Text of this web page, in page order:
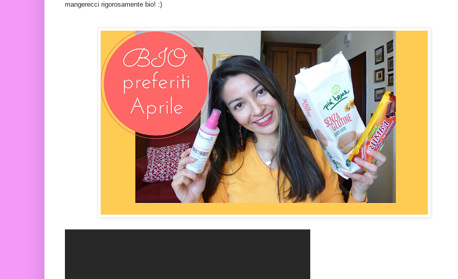
mangerecci rigorosamente bio! :)